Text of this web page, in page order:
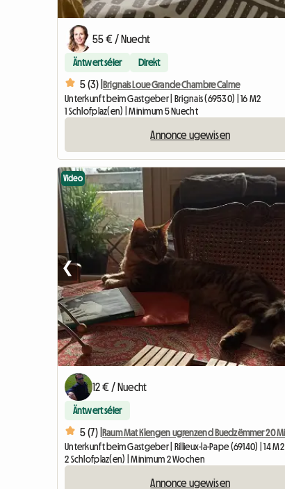
55 € / Nuecht
Äntwert séier Direkt
5 (3) |Brignais Loue Grande Chambre Calme
Unterkunft beim Gastgeber | Brignais (69530) | 16 M2
1 Schlofplaz(en) | Minimum 5 Nuecht
Annonce ugewisen
Video
❮
12 € / Nuecht
Äntwert séier
5 (7) |
Unterkunft beim Gastgeber | Rillieux-la-Pape (69140) | 14 M2
2 Schlofplaz(en) | Minimum 2 Wochen
Annonce ugewisen